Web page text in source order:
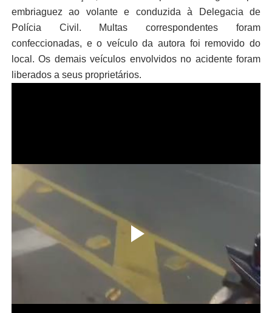
embriaguez ao volante e conduzida à Delegacia de
Polícia Civil. Multas correspondentes foram
confeccionadas, e o veículo da autora foi removido do
local. Os demais veículos envolvidos no acidente foram
liberados a seus proprietários.